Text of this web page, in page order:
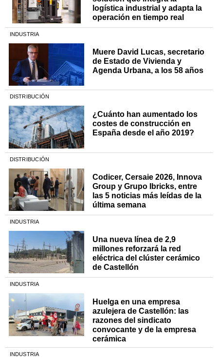
logística industrial y adapta la
operación en tiempo real
INDUSTRIA
Muere David Lucas, secretario
de Estado de Vivienda y
Agenda Urbana, a los 58 años
DISTRIBUCIÓN
¿Cuánto han aumentado los
costes de construcción en
España desde el año 2019?
DISTRIBUCIÓN
Codicer, Cersaie 2026, Innova
Group y Grupo Ibricks, entre
las 5 noticias más leídas de la
última semana
INDUSTRIA
Una nueva línea de 2,9
millones reforzará la red
eléctrica del clúster cerámico
de Castellón
INDUSTRIA
Huelga en una empresa
azulejera de Castellón: las
razones del sindicato
convocante y de la empresa
cerámica
INDUSTRIA